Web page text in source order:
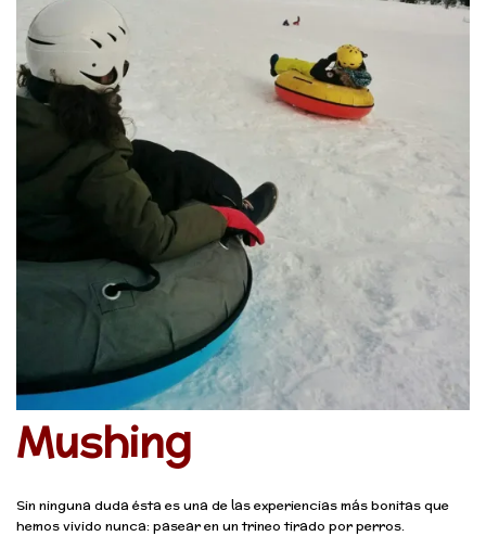
Mushing
Sin ninguna duda ésta es una de las experiencias más bonitas que
hemos vivido nunca: pasear en un trineo tirado por perros.